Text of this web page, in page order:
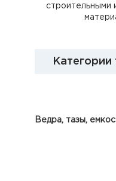
строительными
Категории
Ведра, тазы,